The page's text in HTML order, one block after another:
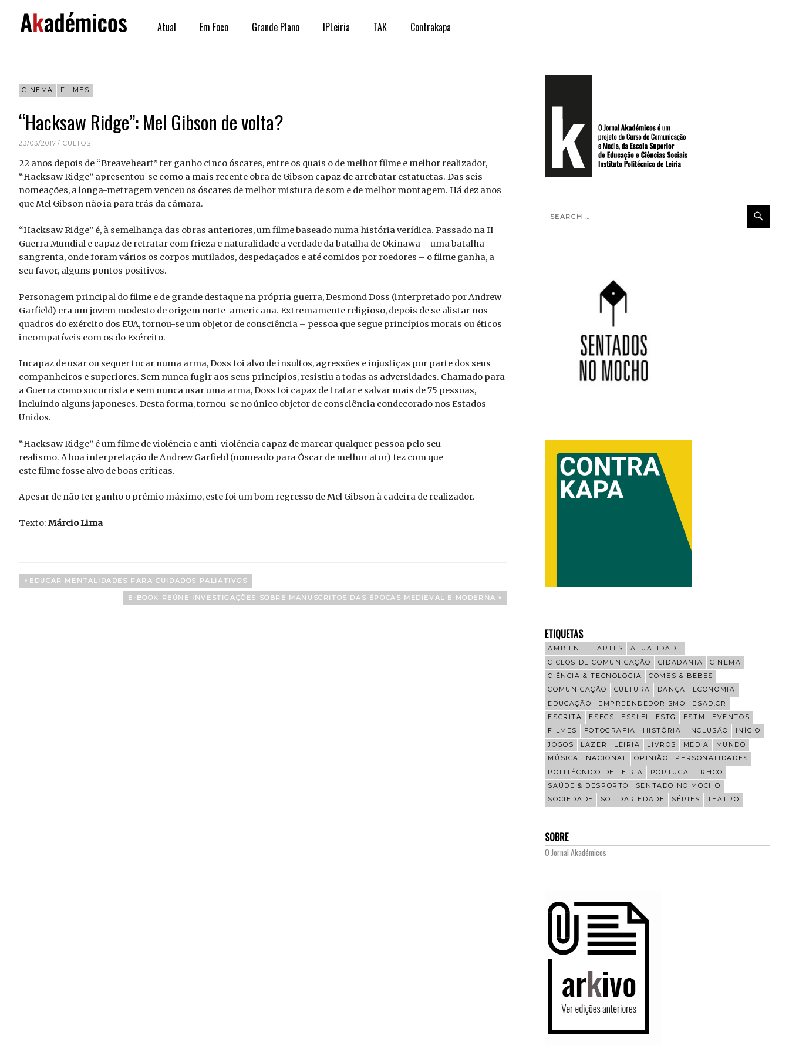
content
Atual Em Foco Grande Plano IPLeiria TAK Contrakapa
CINEMA FILMES
“Hacksaw Ridge”: Mel Gibson de volta?
23/03/2017 CULTOS
22 anos depois de “Breaveheart” ter ganho cinco óscares, entre os quais o de melhor filme e melhor realizador,
“Hacksaw Ridge” apresentou-se como a mais recente obra de Gibson capaz de arrebatar estatuetas. Das seis
nomeações, a longa-metragem venceu os óscares de melhor mistura de som e de melhor montagem. Há dez anos
que Mel Gibson não ia para trás da câmara.
“Hacksaw Ridge” é, à semelhança das obras anteriores, um filme baseado numa história verídica. Passado na II
Guerra Mundial e capaz de retratar com frieza e naturalidade a verdade da batalha de Okinawa – uma batalha
sangrenta, onde foram vários os corpos mutilados, despedaçados e até comidos por roedores – o filme ganha, a
seu favor, alguns pontos positivos.
Personagem principal do filme e de grande destaque na própria guerra, Desmond Doss (interpretado por Andrew
Garfield) era um jovem modesto de origem norte-americana. Extremamente religioso, depois de se alistar nos
quadros do exército dos EUA, tornou-se um objetor de consciência – pessoa que segue princípios morais ou éticos
incompatíveis com os do Exército.
Incapaz de usar ou sequer tocar numa arma, Doss foi alvo de insultos, agressões e injustiças por parte dos seus
companheiros e superiores. Sem nunca fugir aos seus princípios, resistiu a todas as adversidades. Chamado para
a Guerra como socorrista e sem nunca usar uma arma, Doss foi capaz de tratar e salvar mais de 75 pessoas,
incluindo alguns japoneses. Desta forma, tornou-se no único objetor de consciência condecorado nos Estados
Unidos.
“Hacksaw Ridge” é um filme de violência e anti-violência capaz de marcar qualquer pessoa pelo seu
realismo. A boa interpretação de Andrew Garfield (nomeado para Óscar de melhor ator) fez com que
este filme fosse alvo de boas críticas.
Apesar de não ter ganho o prémio máximo, este foi um bom regresso de Mel Gibson à cadeira de realizador.
Texto: Márcio Lima
Navegação
PREVIOUS
POST:
EDUCAR MENTALIDADES PARA CUIDADOS PALIATIVOS
NEXT
POST:
E-BOOK REÚNE INVESTIGAÇÕES SOBRE MANUSCRITOS DAS ÉPOCAS MEDIEVAL E MODERNA
ETIQUETAS
AMBIENTE ARTES
ATUALIDADE
CICLOS DE COMUNICAÇÃO
CIDADANIA
CINEMA
CIÊNCIA & TECNOLOGIA
COMES & BEBES
COMUNICAÇÃO
CULTURA DANÇA
ECONOMIA
EDUCAÇÃO
EMPREENDEDORISMO
ESAD.CR
ESCRITA
ESECS ESSLEI ESTG ESTM
EVENTOS
FILMES
FOTOGRAFIA HISTÓRIA INCLUSÃO
INÍCIO
JOGOS
LAZER LEIRIA LIVROS MEDIA
MUNDO
MÚSICA
NACIONAL OPINIÃO
PERSONALIDADES
POLITÉCNICO DE LEIRIA
PORTUGAL
RHCO
SAÚDE & DESPORTO
SENTADO NO MOCHO
SOCIEDADE
SOLIDARIEDADE SÉRIES TEATRO
SOBRE
O Jornal Akadémicos